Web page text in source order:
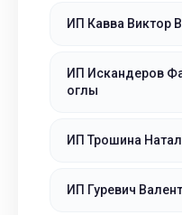
ИП Кавва Виктор
ИП Искандеров
оглы
ИП Трошина
ИП Гуревич